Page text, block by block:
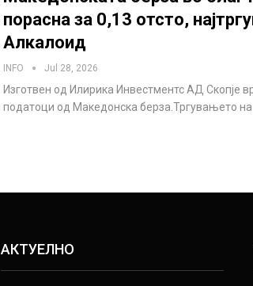
порасна за 0,13 отсто,
Алкалоид
INFO Jul 28, 2026
Изготвен од Илирика Инвестментс АД Скопје
податоци од Македонска берза.Тргувањето
АКТУЕЛНО